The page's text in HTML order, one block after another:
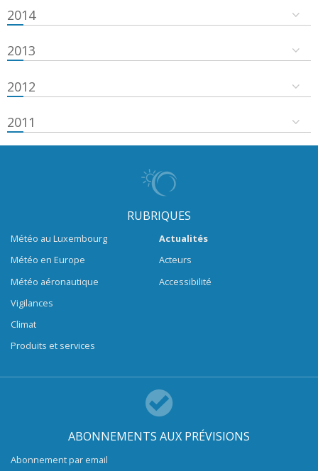
2014
2013
2012
2011
RUBRIQUES
Météo au Luxembourg
Météo en Europe
Météo aéronautique
Vigilances
Climat
Produits et services
Actualités
Acteurs
Accessibilité
ABONNEMENTS AUX PRÉVISIONS
Abonnement par email